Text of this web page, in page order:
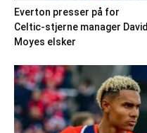
Everton presser på for
Celtic-stjerne manager David
Moyes elsker